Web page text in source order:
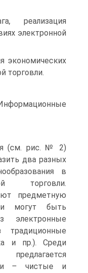
реализация
электронной
экономических
торговли.
(см. рис. № 2)
два разных
в
торговли.
предметную
могут быть
электронные
и пр.). Среди
– чистые и